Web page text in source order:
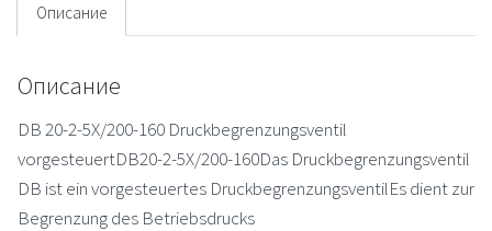
Описание
Описание
DB 20-2-5X/200-160 Druckbegrenzungsventil
vorgesteuertDB20-2-5X/200-160Das Druckbegrenzungsventil
DB ist ein vorgesteuertes DruckbegrenzungsventilEs dient zur
Begrenzung des Betriebsdrucks